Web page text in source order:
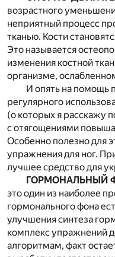
возрастного
неприятный процесс
тканью. Кости
Это называется
изменения костной
организме,
И опять на помощь
регулярного
(о которых я расскажу
с отягощениями
Особенно полезно для
упражнения для ног.
лучшее средство для
ГОРМОНАЛЬНЫЙ
это один из наиболее
гормонального фона
улучшения синтеза
комплекс упражнений
алгоритмам, факт